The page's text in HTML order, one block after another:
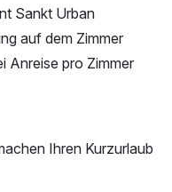
Sankt Urban
auf dem Zimmer
Anreise pro Zimmer
Ihren Kurzurlaub